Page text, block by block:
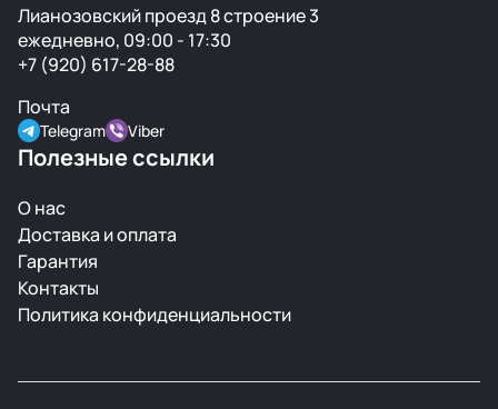
Лианозовский проезд 8 строение 3
ежедневно, 09:00 - 17:30
+7 (920) 617-28-88
Почта
Telegram Viber
Полезные ссылки
О нас
Доставка и оплата
Гарантия
Контакты
Политика конфиденциальности